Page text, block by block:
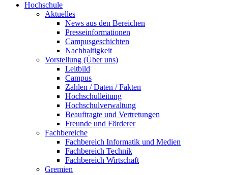
Hochschule
Aktuelles
News aus den Bereichen
Presseinformationen
Campusgeschichten
Nachhaltigkeit
Vorstellung (Über uns)
Leitbild
Campus
Zahlen / Daten / Fakten
Hochschulleitung
Hochschulverwaltung
Beauftragte und Vertretungen
Freunde und Förderer
Fachbereiche
Fachbereich Informatik und Medien
Fachbereich Technik
Fachbereich Wirtschaft
Gremien